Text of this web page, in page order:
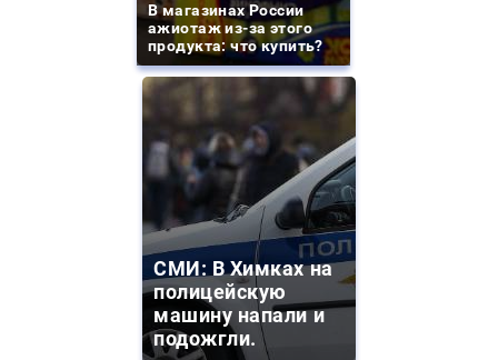
В магазинах России
ажиотаж из-за этого
продукта: что купить?
СМИ: В Химках на
полицейскую
машину напали и
подожгли.